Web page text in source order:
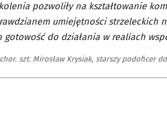
pozwoliły na kształtowanie
umiejętności strzeleckich
gotowość do działania w realiach
szt. Mirosław Krysiak, starszy podoficer